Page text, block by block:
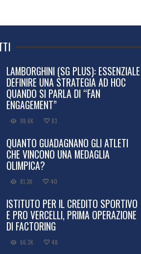
LAMBORGHINI (SG PLUS): ESSENZIALE
DEFINIRE UNA STRATEGIA AD HOC
QUANDO SI PARLA DI “FAN
ENGAGEMENT”
98.6K 83
QUANTO GUADAGNANO GLI ATLETI
CHE VINCONO UNA MEDAGLIA
OLIMPICA?
81.3K 40
ISTITUTO PER IL CREDITO SPORTIVO
E PRO VERCELLI, PRIMA OPERAZIONE
DI FACTORING
66.3K 48